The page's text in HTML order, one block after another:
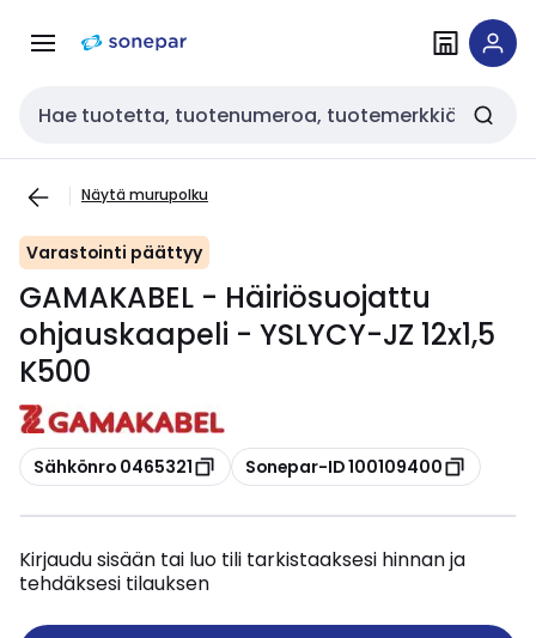
navigointiinsisältöön
Haku
Näytä murupolku
Varastointi päättyy
GAMAKABEL - Häiriösuojattu
ohjauskaapeli - YSLYCY-JZ 12x1,5
K500
Kopioi
Sähkönro 0465321 Kopioi
Sonepar-ID 100109400
Kirjaudu sisään tai luo tili tarkistaaksesi hinnan ja
tehdäksesi tilauksen